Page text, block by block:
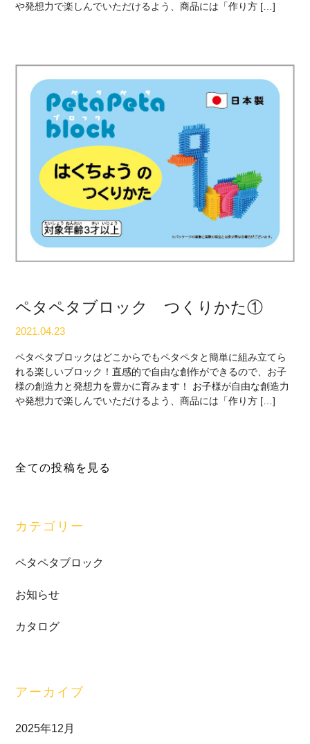
や発想力で楽しんでいただけるよう、商品には「作り方 […]
ペタペタブロック つくりかた①
2021.04.23
ペタペタブロックはどこからでもペタペタと簡単に組み立てら
れる楽しいブロック！直感的で自由な創作ができるので、お子
様の創造力と発想力を豊かに育みます！ お子様が自由な創造力
や発想力で楽しんでいただけるよう、商品には「作り方 […]
最
サ
ド
ー
全ての投稿を見る
カテゴリー
ペタペタブロック
お知らせ
カタログ
アーカイブ
2025年12月